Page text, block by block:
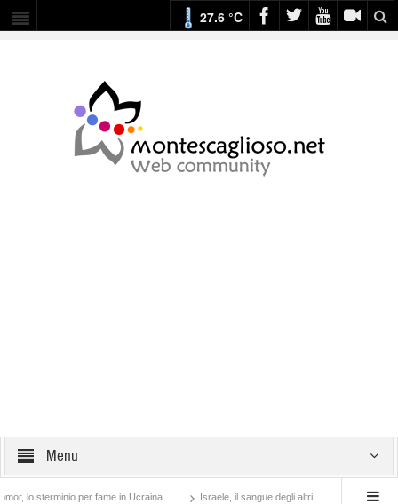
27.6 °C
Menu
sterminio per fame in Ucraina Israele, il sangue degli altri Lotta di classe…